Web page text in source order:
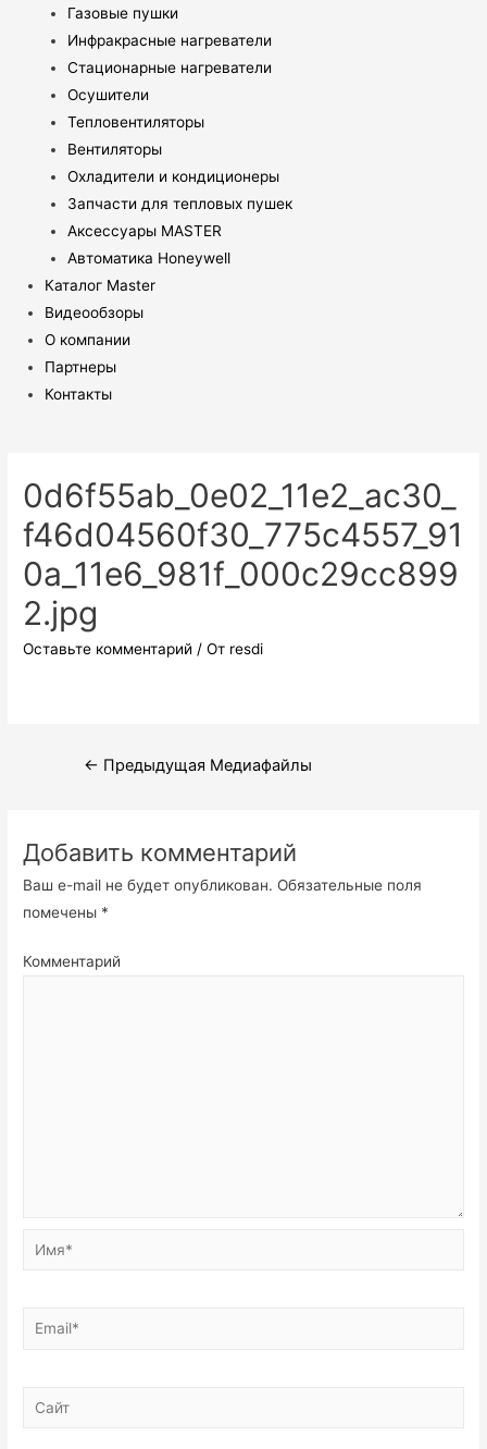
Газовые пушки
Инфракрасные нагреватели
Стационарные нагреватели
Осушители
Тепловентиляторы
Вентиляторы
Охладители и кондиционеры
Запчасти для тепловых пушек
Аксессуары MASTER
Автоматика Honeywell
Каталог Master
Видеообзоры
О компании
Партнеры
Контакты
0d6f55ab_0e02_11e2_ac30_
f46d04560f30_775c4557_91
0a_11e6_981f_000c29cc899
2.jpg
Оставьте комментарий / От resdi
Навигация
← Предыдущая Медиафайлы
Добавить комментарий
Ваш e-mail не будет опубликован. Обязательные поля
помечены *
Комментарий
Имя*
Email*
Сайт